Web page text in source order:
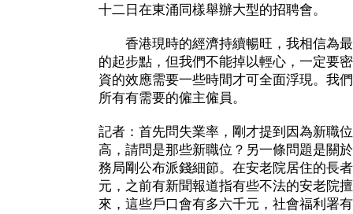
十二日在東涌同樣舉辦大型的招聘會。
香港現時的經濟持續暢旺，我相信為最
的起步點，但我們不能掉以輕心，一定要
資的效應需要一些時間才可全面浮現。我
所有有需要的僱主僱員。
記者：首先問失業率，剛才提到因為新職
高，請問是那些新職位？另一條問題是關
務局剛公布派錢細節。在安老院居住的長
元，之前有新聞報道指有些不法的安老院
來，這些戶口會有多六千元，社會福利署